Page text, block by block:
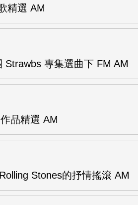
精選 AM
Strawbs 專集選曲下 FM AM
品精選 AM
Stones的抒情搖滾 AM